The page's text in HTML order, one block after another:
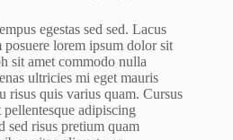
egestas sed sed. Lacus
posuere lorem ipsum dolor sit
sit amet commodo nulla
ultricies mi eget mauris
risus quis varius quam. Cursus
adipiscing
sed risus pretium quam